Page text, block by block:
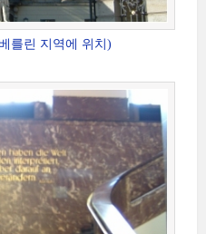
를린 지역에 위치)